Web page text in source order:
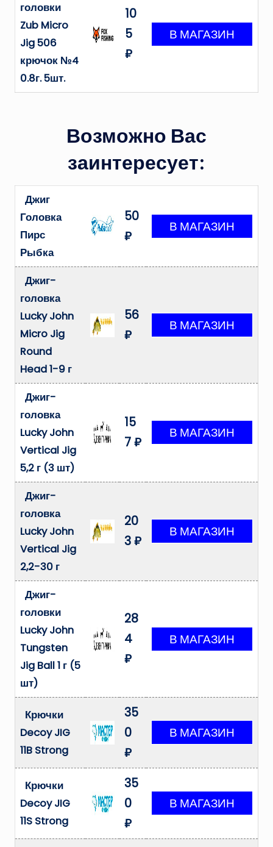
головки
Zub Micro
Jig 506
крючок №4
0.8г. 5шт.
10
5
₽
Возможно Вас
заинтересует:
Джиг
Головка
Пирс
Рыбка
50
₽
Джиг-
головка
Lucky John
Micro Jig
Round
Head 1-9 г
56
₽
Джиг-
головка
Lucky John
Vertical Jig
5,2 г (3 шт)
15
7 ₽
Джиг-
головка
Lucky John
Vertical Jig
2,2-30 г
20
3 ₽
Джиг-
головки
Lucky John
Tungsten
Jig Ball 1 г (5
шт)
28
4
₽
Крючки
Decoy JIG
11B Strong
35
0
₽
Крючки
Decoy JIG
11S Strong
35
0
₽